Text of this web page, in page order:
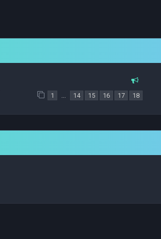
1 … 14 15 16 17 18